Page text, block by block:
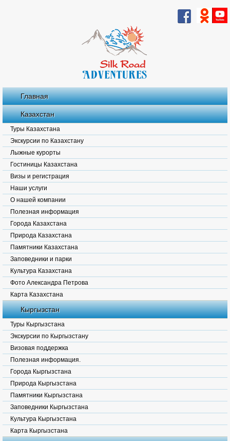
Главная
Казахстан
Туры Казахстана
Экскурсии по Казахстану
Лыжные курорты
Гостиницы Казахстана
Визы и регистрация
Наши услуги
О нашей компании
Полезная информация
Города Казахстана
Природа Казахстана
Памятники Казахстана
Заповедники и парки
Культура Казахстана
Фото Александра Петрова
Карта Казахстана
Кыргызстан
Туры Кыргызстана
Экскурсии по Кыргызстану
Визовая поддержка
Полезная информация.
Города Кыргызстана
Природа Кыргызстана
Памятники Кыргызстана
Заповедники Кыргызстана
Культура Кыргызстана
Карта Кыргызстана